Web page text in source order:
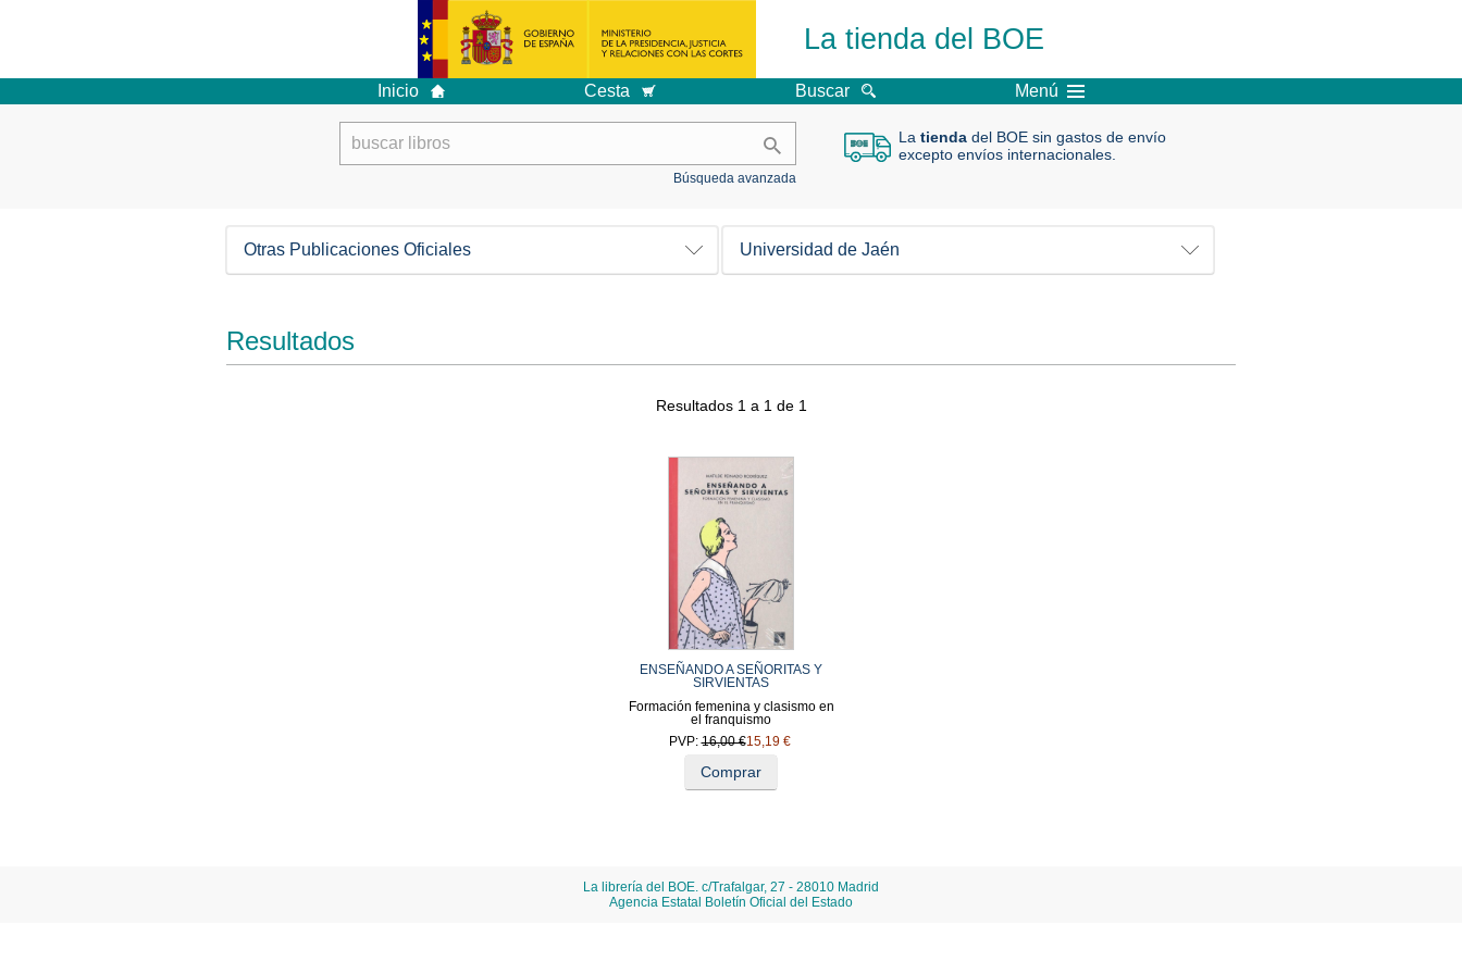
La tienda del BOE
Inicio Cesta Buscar Menú
Búsqueda avanzada
Latienda del BOE sin gastos de envío
excepto envíos internacionales.
Otras Publicaciones Oficiales Universidad de Jaén
Resultados
Resultados 1 a 1 de 1
ENSEÑANDO A SEÑORITAS Y
SIRVIENTAS
Formación femenina y clasismo en
el franquismo
PVP:16,00 €15,19 €
Comprar
La librería del BOE. c/Trafalgar, 27 - 28010 Madrid
Agencia Estatal Boletín Oficial del Estado